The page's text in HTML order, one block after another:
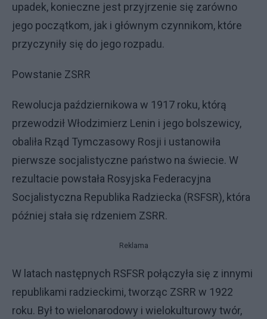
upadek, konieczne jest przyjrzenie się zarówno
jego początkom, jak i głównym czynnikom, które
przyczyniły się do jego rozpadu.
Powstanie ZSRR
Rewolucja październikowa w 1917 roku, którą
przewodził Włodzimierz Lenin i jego bolszewicy,
obaliła Rząd Tymczasowy Rosji i ustanowiła
pierwsze socjalistyczne państwo na świecie. W
rezultacie powstała Rosyjska Federacyjna
Socjalistyczna Republika Radziecka (RSFSR), która
później stała się rdzeniem ZSRR.
Reklama
W latach następnych RSFSR połączyła się z innymi
republikami radzieckimi, tworząc ZSRR w 1922
roku. Był to wielonarodowy i wielokulturowy twór,